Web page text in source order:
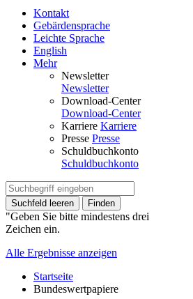
Kontakt
Gebärdensprache
Leichte Sprache
English
Mehr
Newsletter
Newsletter
Download-Center
Download-Center
Karriere Karriere
Presse Presse
Schuldbuchkonto
Schuldbuchkonto
Suchfeld leeren Finden
"Geben Sie bitte mindestens drei
Zeichen ein.
Alle Ergebnisse anzeigen
Startseite
Bundeswertpapiere